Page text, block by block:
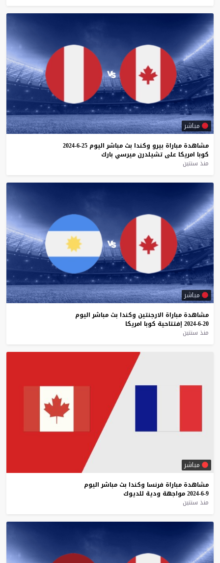
مباشر
مشاهدة مباراة بيرو وكندا بث مباشر اليوم 25-6-2024
كوبا امريكا على تشيلدرن ميرسي بارك
منذ سنتين
مباشر
مشاهدة مباراة الارجنتين وكندا بث مباشر اليوم
20-6-2024
إفتتاحية كوبا امريكا
منذ سنتين
مباشر
مشاهدة مباراة فرنسا وكندا بث مباشر اليوم
9-6-2024
مواجهة ودية للديوك
منذ سنتين